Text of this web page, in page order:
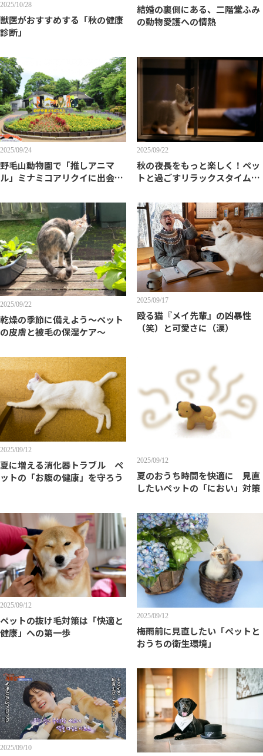
2025/10/28
獣医がおすすめする「秋の健康
診断」
結婚の裏側にある、二階堂ふみ
の動物愛護への情熱
2025/09/24
野毛山動物園で「推しアニマ
ル」ミナミコアリクイに出会っ
2025/09/22
秋の夜長をもっと楽しく！ペッ
トと過ごすリラックスタイムの
2025/09/22
乾燥の季節に備えよう〜ペット
の皮膚と被毛の保湿ケア〜
2025/09/17
殴る猫『メイ先輩』の凶暴性
（笑）と可愛さに（涙）
2025/09/12
夏に増える消化器トラブル ペ
ットの「お腹の健康」を守ろう
2025/09/12
夏のおうち時間を快適に 見直
したいペットの「におい」対策
2025/09/12
ペットの抜け毛対策は「快適と
健康」への第一歩
2025/09/12
梅雨前に見直したい「ペットと
おうちの衛生環境」
2025/09/10